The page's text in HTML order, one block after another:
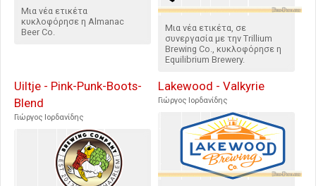
Μια νέα ετικέτα
κυκλοφόρησε η Almanac
Beer Co.
Μια νέα ετικέτα, σε
συνεργασία με την Trillium
Brewing Co., κυκλοφόρησε η
Equilibrium Brewery.
Uiltje - Pink-Punk-Boots-
Blend
Γιώργος Ιορδανίδης
Lakewood - Valkyrie
Γιώργος Ιορδανίδης